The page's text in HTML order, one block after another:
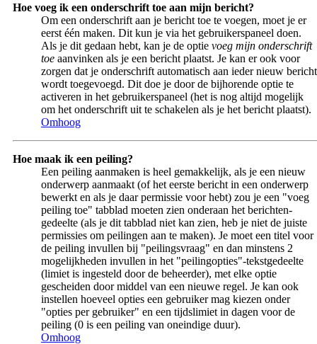
Hoe voeg ik een onderschrift toe aan mijn bericht?
Om een onderschrift aan je bericht toe te voegen, moet je er
eerst één maken. Dit kun je via het gebruikerspaneel doen.
Als je dit gedaan hebt, kan je de optie voeg mijn onderschrift
toe aanvinken als je een bericht plaatst. Je kan er ook voor
zorgen dat je onderschrift automatisch aan ieder nieuw bericht
wordt toegevoegd. Dit doe je door de bijhorende optie te
activeren in het gebruikerspaneel (het is nog altijd mogelijk
om het onderschrift uit te schakelen als je het bericht plaatst).
Omhoog
Hoe maak ik een peiling?
Een peiling aanmaken is heel gemakkelijk, als je een nieuw
onderwerp aanmaakt (of het eerste bericht in een onderwerp
bewerkt en als je daar permissie voor hebt) zou je een "voeg
peiling toe" tabblad moeten zien onderaan het berichten-
gedeelte (als je dit tabblad niet kan zien, heb je niet de juiste
permissies om peilingen aan te maken). Je moet een titel voor
de peiling invullen bij "peilingsvraag" en dan minstens 2
mogelijkheden invullen in het "peilingopties"-tekstgedeelte
(limiet is ingesteld door de beheerder), met elke optie
gescheiden door middel van een nieuwe regel. Je kan ook
instellen hoeveel opties een gebruiker mag kiezen onder
"opties per gebruiker" en een tijdslimiet in dagen voor de
peiling (0 is een peiling van oneindige duur).
Omhoog